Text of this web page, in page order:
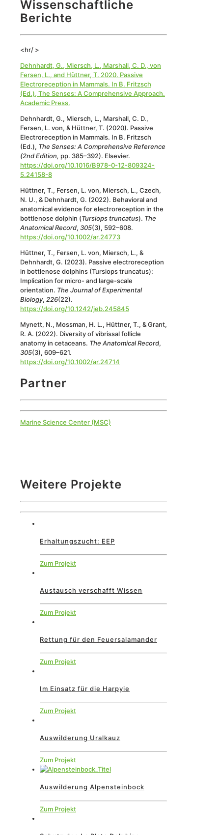
Wissenschaftliche
Berichte
<hr/ >
Dehnhardt, G., Miersch, L., Marshall, C. D., von
Fersen, L., and Hüttner, T. 2020. Passive
Electroreception in Mammals. In B. Fritzsch
(Ed.), The Senses: A Comprehensive Approach.
Academic Press.
Dehnhardt, G., Miersch, L., Marshall, C. D.,
Fersen, L. von, & Hüttner, T. (2020). Passive
Electroreception in Mammals. In B. Fritzsch
(Ed.), The Senses: A Comprehensive Reference
(2nd Edition, pp. 385–392). Elsevier.
https://doi.org/10.1016/B978-0-12-809324-
5.24158-8
Hüttner, T., Fersen, L. von, Miersch, L., Czech,
N. U., & Dehnhardt, G. (2022). Behavioral and
anatomical evidence for electroreception in the
bottlenose dolphin (Tursiops truncatus). The
Anatomical Record, 305(3), 592–608.
https://doi.org/10.1002/ar.24773
Hüttner, T., Fersen, L. von, Miersch, L., &
Dehnhardt, G. (2023). Passive electroreception
in bottlenose dolphins (Tursiops truncatus):
Implication for micro- and large-scale
orientation. The Journal of Experimental
Biology, 226(22).
https://doi.org/10.1242/jeb.245845
Mynett, N., Mossman, H. L., Hüttner, T., & Grant,
R. A. (2022). Diversity of vibrissal follicle
anatomy in cetaceans. The Anatomical Record,
305(3), 609–621.
https://doi.org/10.1002/ar.24714
Partner
Marine Science Center (MSC)
Weitere Projekte
Erhaltungszucht: EEP
Zum Projekt
Austausch verschafft Wissen
Zum Projekt
Rettung für den Feuersalamander
Zum Projekt
Im Einsatz für die Harpyie
Zum Projekt
Auswilderung Uralkauz
Zum Projekt
Auswilderung Alpensteinbock
Zum Projekt